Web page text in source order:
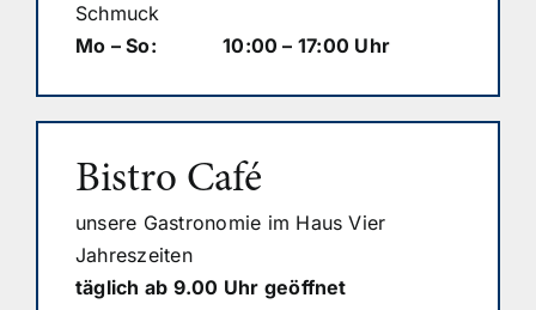
Schmuck
Mo – So: 10:00 – 17:00 Uhr
Bistro Café
unsere Gastronomie im Haus Vier
Jahreszeiten
täglich ab 9.00 Uhr geöffnet